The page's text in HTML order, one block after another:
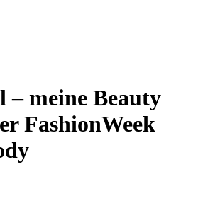
– meine Beauty
FashionWeek